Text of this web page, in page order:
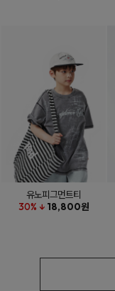
유노피그먼트티
30% ↓ 18,800원